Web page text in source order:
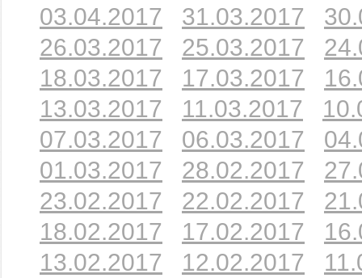
03.04.2017
31.03.2017
26.03.2017
25.03.2017
18.03.2017
17.03.2017
13.03.2017
11.03.2017
07.03.2017
06.03.2017
01.03.2017
28.02.2017
23.02.2017
22.02.2017
18.02.2017
17.02.2017
13.02.2017
12.02.2017